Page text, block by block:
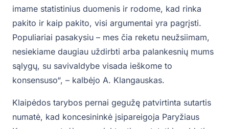
imame statistinius duomenis ir rodome, kad rinka
pakito ir kaip pakito, visi argumentai yra pagrįsti.
Populiariai pasakysiu – mes čia reketu neužsiimam,
nesiekiame daugiau uždirbti arba palankesnių mums
sąlygų, su savivaldybe visada ieškome to
konsensuso“, – kalbėjo A. Klangauskas.
Klaipėdos tarybos pernai gegužę patvirtinta sutartis
numatė, kad koncesininkė įsipareigoja Paryžiaus